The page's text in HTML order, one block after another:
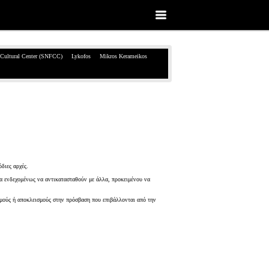
Center (SNFCC) Lykofos Mikros Kerameikos
αρχές.
να αντικατασταθούν με άλλα, προκειμένου να
ή αποκλεισμούς στην πρόσβαση που επιβάλλονται από την